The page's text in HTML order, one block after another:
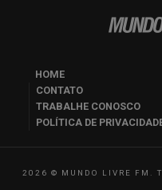
HOME
CONTATO
TRABALHE CONOSCO
POLÍTICA DE
2026 © MUNDO LIVRE FM.